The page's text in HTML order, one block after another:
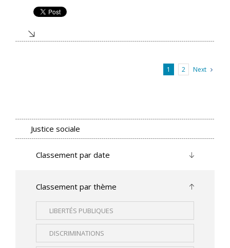
1 2 Next
Justice sociale
Classement par date
Classement par thème
LIBERTÉS PUBLIQUES
DISCRIMINATIONS